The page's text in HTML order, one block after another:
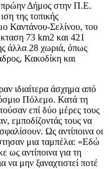
πρώην Δήμος στην Π.Ε.
της τοπικής
Καντάνου-Σελίνου, του
73 km2 και 421
άλλα 28 χωριά, όπως
Κακοδίκη και
ιδιαίτερα άσχημα από
Πόλεμο. Κατά τη
επί δύο μέρες τους
εμποδίζοντάς τους να
Ως αντίποινα οι
μια ταμπέλα: «Εδώ
ως αντίποινα για τη
μην ξαναχτιστεί ποτέ